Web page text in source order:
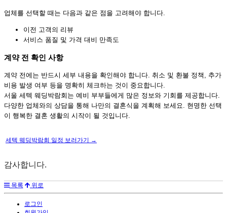
업체를 선택할 때는 다음과 같은 점을 고려해야 합니다.
이전 고객의 리뷰
서비스 품질 및 가격 대비 만족도
계약 전 확인 사항
계약 전에는 반드시 세부 내용을 확인해야 합니다. 취소 및 환불 정책, 추가
비용 발생 여부 등을 명확히 체크하는 것이 중요합니다.
서울 세텍 웨딩박람회는 예비 부부들에게 많은 정보와 기회를 제공합니다.
다양한 업체와의 상담을 통해 나만의 결혼식을 계획해 보세요. 현명한 선택
이 행복한 결혼 생활의 시작이 될 것입니다.
세텍 웨딩박람회 일정 보러가기 →
감사합니다.
목록 위로
로그인